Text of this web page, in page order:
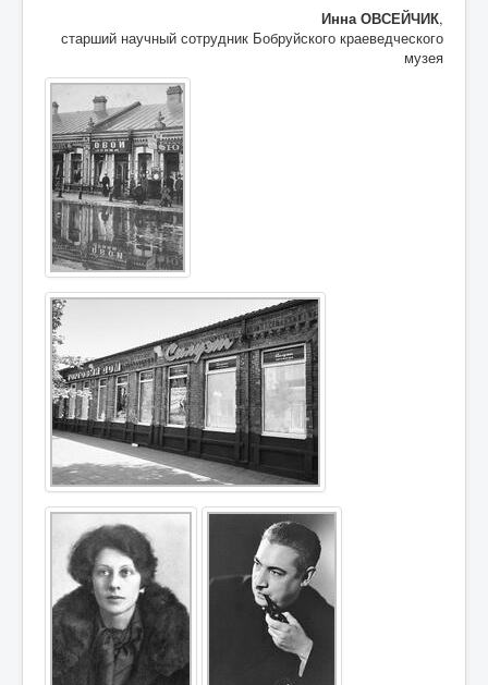
Инна ОВСЕЙЧИК,
старший научный сотрудник Бобруйского краеведческого
музея